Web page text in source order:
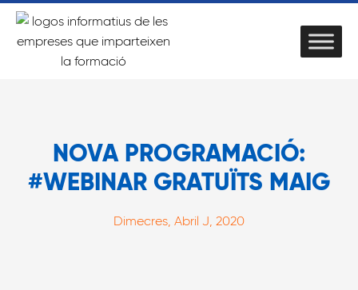
NOVA PROGRAMACIÓ:
#WEBINAR GRATUÏTS MAIG
Dimecres, Abril J, 2020